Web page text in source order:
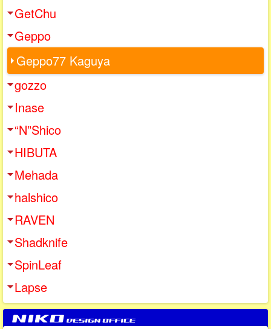
GetChu
Geppo
Geppo77 Kaguya
gozzo
Inase
“N”Shico
HIBUTA
Mehada
halshico
RAVEN
Shadknife
SpinLeaf
Lapse